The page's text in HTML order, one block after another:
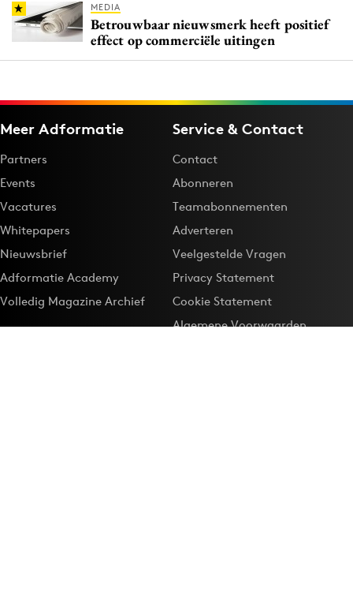
MEDIA
Betrouwbaar nieuwsmerk heeft positief
effect op commerciële uitingen
Meer Adformatie
Partners
Events
Vacatures
Whitepapers
Nieuwsbrief
Adformatie Academy
Volledig Magazine Archief
Service & Contact
Contact
Abonneren
Teamabonnementen
Adverteren
Veelgestelde Vragen
Privacy Statement
Cookie Statement
Algemene Voorwaarden